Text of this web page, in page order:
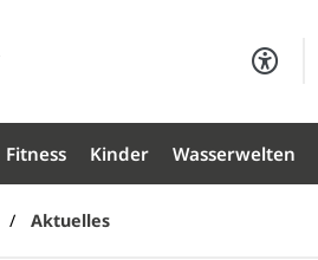
Fitness Kinder Wasserwelten
Aktuelles